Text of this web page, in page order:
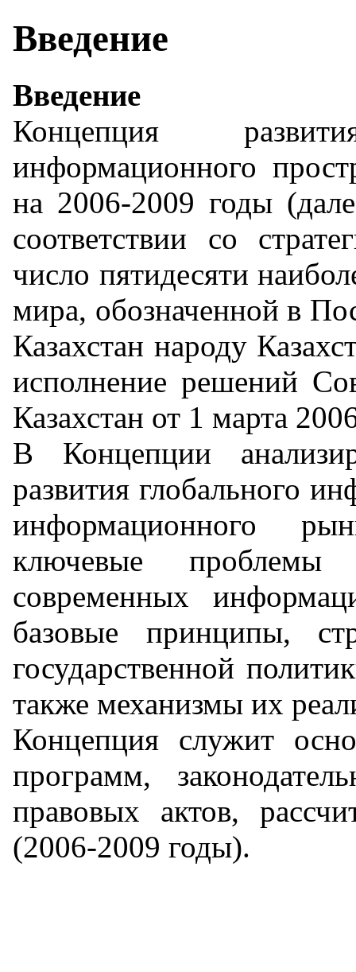
Введение
Введение
Концепция
информационного
на 2006-2009 годы
соответствии со
число пятидесяти
мира, обозначенной в
Казахстан народу
исполнение решений
Казахстан от 1 марта
В Концепции
развития глобального
информационного
ключевые проблемы
современных
базовые принципы,
государственной
также механизмы их
Концепция служит
программ,
правовых актов,
(2006-2009 годы).